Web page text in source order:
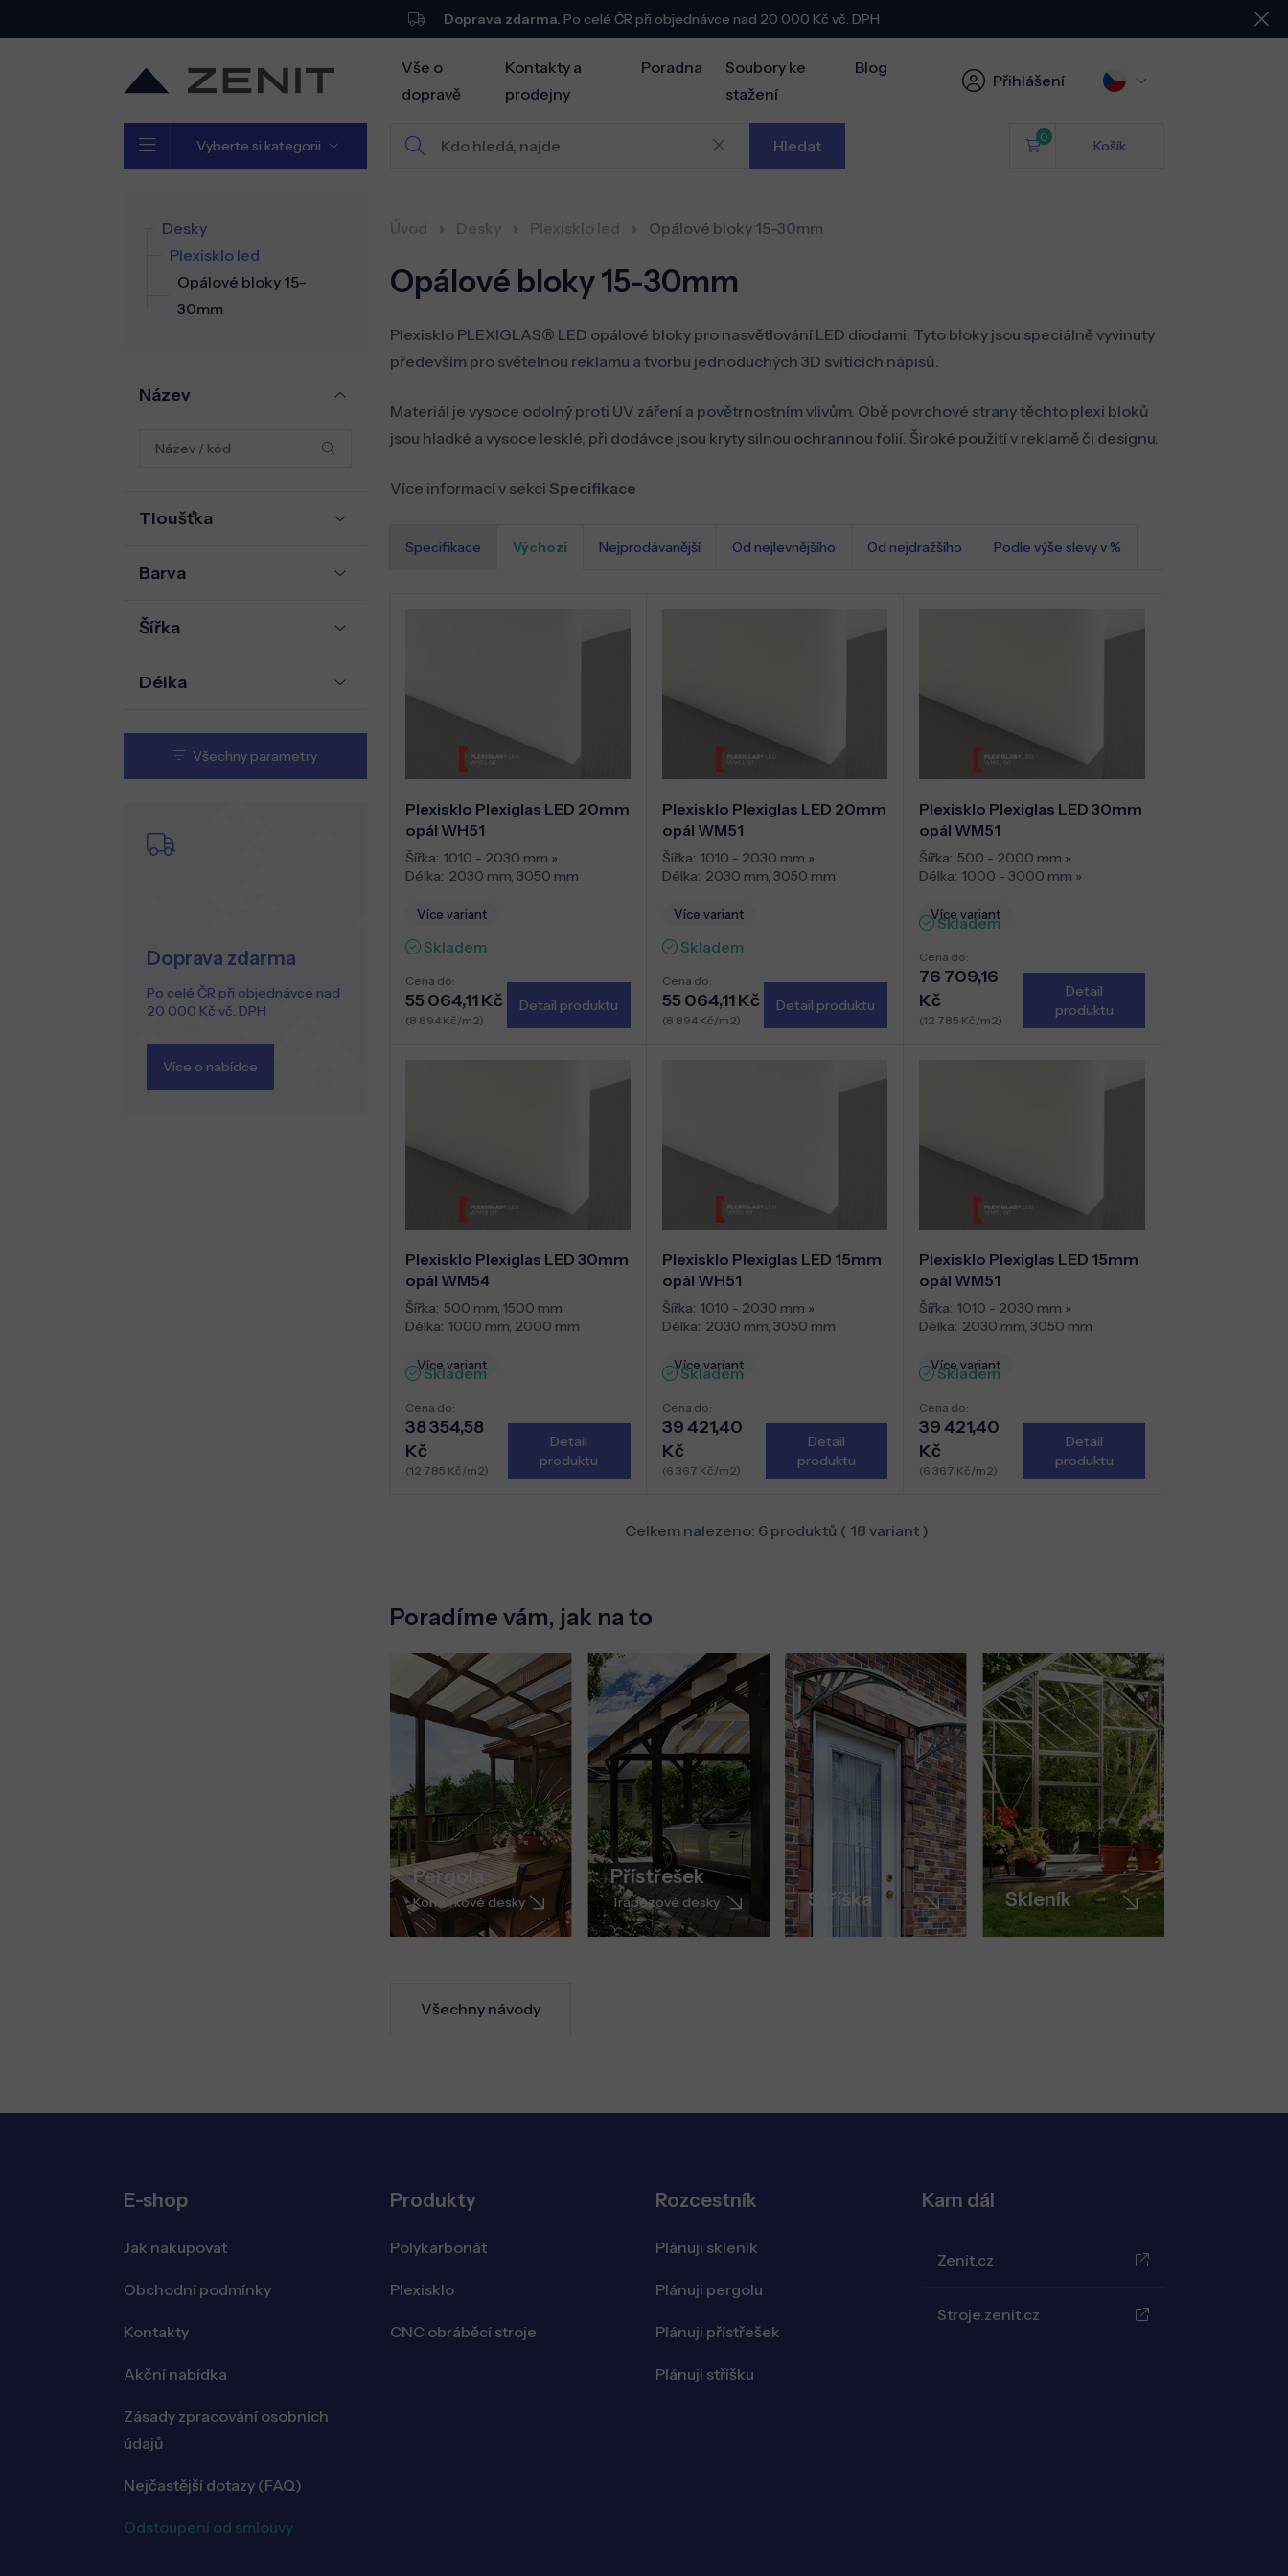
Doprava zdarma. Po celé ČR při objednávce nad 20 000 Kč vč. DPH
Vše o
dopravě
Kontakty a
prodejny
Poradna
Soubory ke
stažení
Blog
Přihlášení
Vyberte si kategorii Hledat 0
Košík
Desky
Plexisklo led
Opálové bloky 15-
30mm
Název
Tloušťka
Barva
Šířka
Délka
Všechny parametry
Doprava zdarma
Po celé ČR při objednávce nad
20 000 Kč vč. DPH
Více o nabídce
Úvod Desky Plexisklo led Opálové bloky 15-30mm
Opálové bloky 15-30mm
Plexisklo PLEXIGLAS® LED opálové bloky pro nasvětlování LED diodami. Tyto bloky jsou speciálně vyvinuty
především pro světelnou reklamu a tvorbu jednoduchých 3D svítících nápisů.
Materiál je vysoce odolný proti UV záření a povětrnostním vlivům. Obě povrchové strany těchto plexi bloků
jsou hladké a vysoce lesklé, při dodávce jsou kryty silnou ochrannou folií. Široké použití v reklamě či designu.
Více informací v sekci Specifikace
Specifikace Výchozí Nejprodávanější Od nejlevnějšího Od nejdražšího Podle výše slevy v %
Plexisklo Plexiglas LED 20mm
opál WH51
Šířka: 1010 - 2030 mm »
Délka: 2030 mm, 3050 mm
Více variant
Skladem
Cena do:
55 064,11 Kč
(8 894 Kč/m2)
Detail produktu
Plexisklo Plexiglas LED 20mm
opál WM51
Šířka: 1010 - 2030 mm »
Délka: 2030 mm, 3050 mm
Více variant
Skladem
Cena do:
55 064,11 Kč
(8 894 Kč/m2)
Detail produktu
Plexisklo Plexiglas LED 30mm
opál WM51
Šířka: 500 - 2000 mm »
Délka: 1000 - 3000 mm »
Více variant
Skladem
Cena do:
76 709,16
Kč
(12 785 Kč/m2)
Detail
produktu
Plexisklo Plexiglas LED 30mm
opál WM54
Šířka: 500 mm, 1500 mm
Délka: 1000 mm, 2000 mm
Více variant
Skladem
Cena do:
38 354,58
Kč
(12 785 Kč/m2)
Detail
produktu
Plexisklo Plexiglas LED 15mm
opál WH51
Šířka: 1010 - 2030 mm »
Délka: 2030 mm, 3050 mm
Více variant
Skladem
Cena do:
39 421,40
Kč
(6 367 Kč/m2)
Detail
produktu
Plexisklo Plexiglas LED 15mm
opál WM51
Šířka: 1010 - 2030 mm »
Délka: 2030 mm ,3050 mm
Více variant
Skladem
Cena do:
39 421,40
Kč
(6 367 Kč/m2)
Detail
produktu
Celkem nalezeno: 6 produktů ( 18 variant )
Poradíme vám, jak na to
Pergola
Komůrkové desky
Přístřešek
Trapézové desky Stříška Skleník
Všechny návody
E-shop
Jak nakupovat
Obchodní podmínky
Kontakty
Akční nabídka
Zásady zpracování osobních
údajů
Nejčastější dotazy (FAQ)
Odstoupení od smlouvy
Produkty
Polykarbonát
Plexisklo
CNC obráběcí stroje
Rozcestník
Plánuji skleník
Plánuji pergolu
Plánuji přístřešek
Plánuji stříšku
Kam dál
Zenit.cz
Stroje.zenit.cz